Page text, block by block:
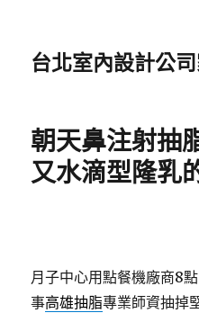
台北室內設計公
朝天鼻注射抽
又水滴型隆乳
月子中心用點餐機廠商8
事高雄抽脂專業師資抽掉